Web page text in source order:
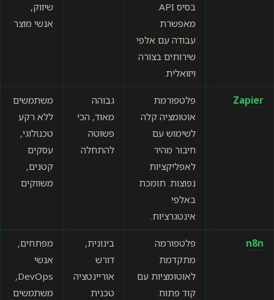
בסיס API.
מאפשרת
עבודה עם אלפי
שירותים בצורה
ויזואלית.
שיווק,
אנשי מוצר
Zapier
פלטפורמת
אוטומציה קלה
לשימוש עם
חיבור מהיר
לאפליקציות
נפוצות. תומכת
באלפי
אינטגרציות.
גבוהה
מאוד, הכי
פשוטה
להתחלה
משתמשים
ללא רקע
טכנולוגי,
עסקים
קטנים,
משווקים
n8n
פלטפורמה
מתקדמת
לאוטומציות עם
קוד פתוח.
בינונית,
דורש
אוריינטציה
טכנית
מפתחים,
אנשי
DevOps,
משתמשים